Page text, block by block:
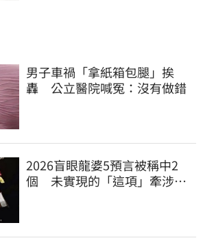
男子車禍「拿紙箱包腿」挨
轟 公立醫院喊冤：沒有做錯
2026盲眼龍婆5預言被稱中2
個 未實現的「這項」牽涉台